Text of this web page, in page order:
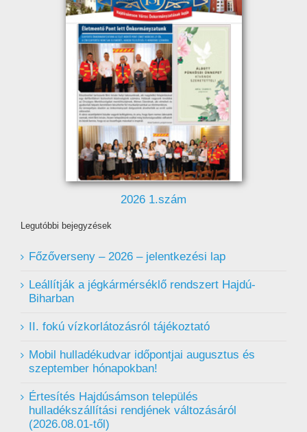
2026 1.szám
Legutóbbi bejegyzések
Főzőverseny – 2026 – jelentkezési lap
Leállítják a jégkármérséklő rendszert Hajdú-
Biharban
II. fokú vízkorlátozásról tájékoztató
Mobil hulladékudvar ️időpontjai augusztus és
szeptember hónapokban!
Értesítés Hajdúsámson település
hulladékszállítási rendjének változásáról
(2026.08.01-től)